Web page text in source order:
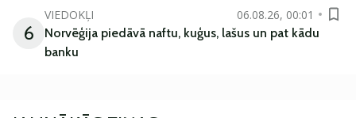
6
VIEDOKĻI
06.08.26, 00:01
Norvēģija piedāvā naftu, kuģus, lašus un pat kādu
banku